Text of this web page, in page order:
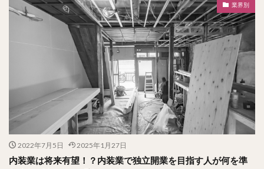
業界別
2022年7月5日 2025年1月27日
内装業は将来有望！？内装業で独立開業を目指す人が何を準